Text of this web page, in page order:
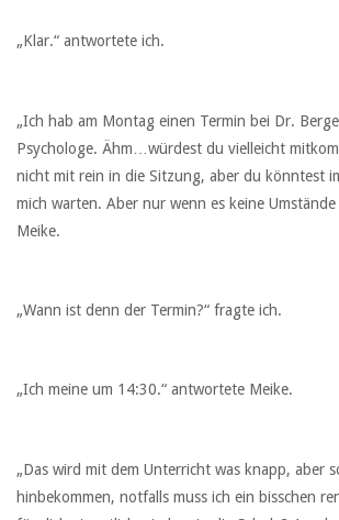
„Klar.“ antwortete ich.
„Ich hab am Montag einen Termin bei Dr.
Psychologe. Ähm…würdest du vielleicht
nicht mit rein in die Sitzung, aber du könntest
mich warten. Aber nur wenn es keine
Meike.
„Wann ist denn der Termin?“ fragte ich.
„Ich meine um 14:30.“ antwortete Meike.
„Das wird mit dem Unterricht was knapp, aber
hinbekommen, notfalls muss ich ein bisschen